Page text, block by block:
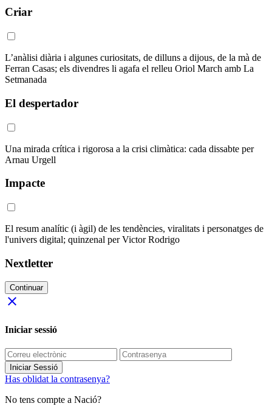
Criar
L’anàlisi diària i algunes curiositats, de dilluns a dijous, de la mà de
Ferran Casas; els divendres li agafa el relleu Oriol March amb La
Setmanada
El despertador
Una mirada crítica i rigorosa a la crisi climàtica: cada dissabte per
Arnau Urgell
Impacte
El resum analític (i àgil) de les tendències, viralitats i personatges de
l'univers digital; quinzenal per Victor Rodrigo
Nextletter
Continuar
close
Iniciar sessió
Iniciar Sessió
Has oblidat la contrasenya?
No tens compte a Nació?